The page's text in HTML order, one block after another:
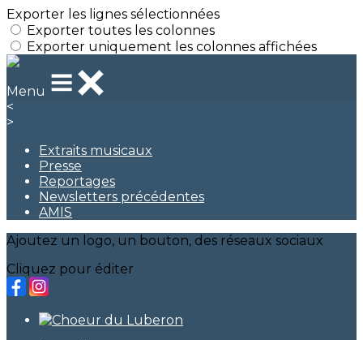
Exporter les lignes sélectionnées
Exporter toutes les colonnes
Exporter uniquement les colonnes affichées
Menu
<
>
Extraits musicaux
Presse
Reportages
Newsletters précédentes
AMIS
Ajoutez un logo, un bouton, des réseaux sociaux
Cliquez pour éditer